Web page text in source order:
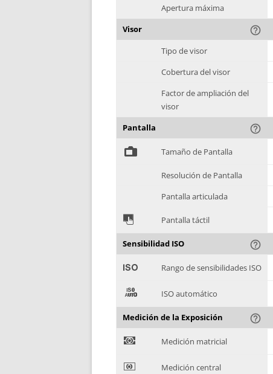
Apertura máxima
Visor
help_outline
Tipo de visor
Cobertura del visor
Factor de ampliación del
visor
Pantalla help_outline
% Tamaño de Pantalla
Resolución de Pantalla
Pantalla articulada
& Pantalla táctil
Sensibilidad ISO help_outline
' Rango de sensibilidades ISO
( ISO automático
Medición de la Exposición help_outline
) Medición matricial
* Medición central